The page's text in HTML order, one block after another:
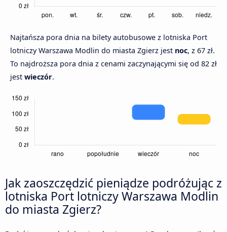
Najtańsza pora dnia na bilety autobusowe z lotniska Port
lotniczy Warszawa Modlin do miasta Zgierz jest noc, z 67 zł.
To najdroższa pora dnia z cenami zaczynającymi się od 82 zł
jest wieczór.
Jak zaoszczędzić pieniądze podróżując z
lotniska Port lotniczy Warszawa Modlin
do miasta Zgierz?